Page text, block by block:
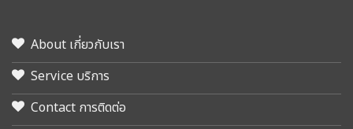
About เกี่ยวกับเรา
Service บริการ
Contact การติดต่อ